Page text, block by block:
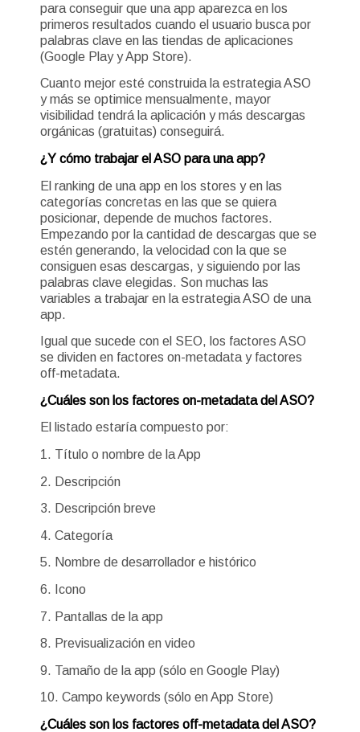
para conseguir que una app aparezca en los
primeros resultados cuando el usuario busca por
palabras clave en las tiendas de aplicaciones
(Google Play y App Store).
Cuanto mejor esté construida la estrategia ASO
y más se optimice mensualmente, mayor
visibilidad tendrá la aplicación y más descargas
orgánicas (gratuitas) conseguirá.
¿Y cómo trabajar el ASO para una app?
El ranking de una app en los stores y en las
categorías concretas en las que se quiera
posicionar, depende de muchos factores.
Empezando por la cantidad de descargas que se
estén generando, la velocidad con la que se
consiguen esas descargas, y siguiendo por las
palabras clave elegidas. Son muchas las
variables a trabajar en la estrategia ASO de una
app.
Igual que sucede con el SEO, los factores ASO
se dividen en factores on-metadata y factores
off-metadata.
¿Cuáles son los factores on-metadata del ASO?
El listado estaría compuesto por:
1. Título o nombre de la App
2. Descripción
3. Descripción breve
4. Categoría
5. Nombre de desarrollador e histórico
6. Icono
7. Pantallas de la app
8. Previsualización en video
9. Tamaño de la app (sólo en Google Play)
10. Campo keywords (sólo en App Store)
¿Cuáles son los factores off-metadata del ASO?